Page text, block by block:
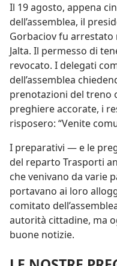
Il 19 agosto, appena
dell’assemblea, il
Gorbaciov fu arrestato
Jalta. Il permesso di
revocato. I delegati
dell’assemblea
prenotazioni del treno
preghiere accorate, i
risposero: “Venite
I preparativi — e le
del reparto Trasporti
che venivano da varie
portavano ai loro
comitato
autorità cittadine, ma
buone notizie.